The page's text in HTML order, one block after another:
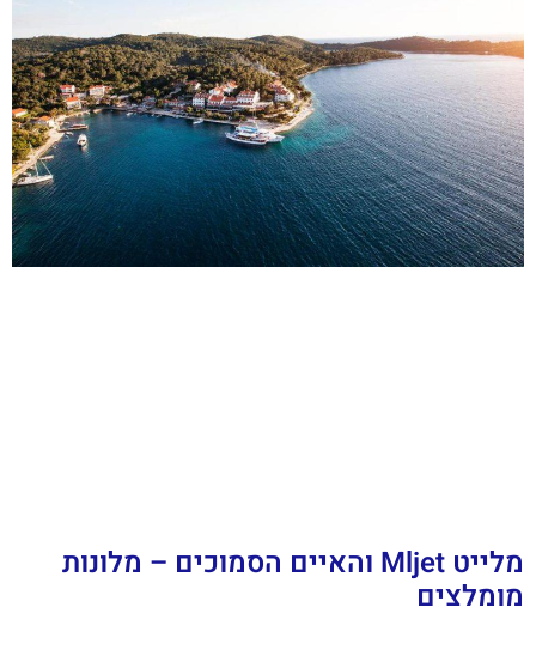
מלייט Mljet והאיים הסמוכים – מלונות
מומלצים